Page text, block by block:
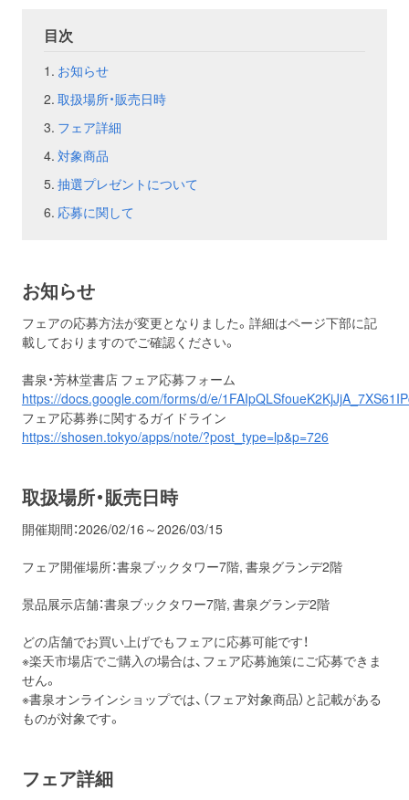
目次
お知らせ
取扱場所・販売日時
フェア詳細
対象商品
抽選プレゼントについて
応募に関して
お知らせ
フェアの応募方法が変更となりました。詳細はページ下部に記
載しておりますのでご確認ください。
書泉・芳林堂書店 フェア応募フォーム
https://docs.google.com/forms/d/e/
フェア応募券に関するガイドライン
https://shosen.tokyo/apps/note/?post_type=lp&p=726
取扱場所・販売日時
開催期間：2026/02/16～2026/03/15
フェア開催場所：書泉ブックタワー7階, 書泉グランデ2階
景品展示店舗：書泉ブックタワー7階, 書泉グランデ2階
どの店舗でお買い上げでもフェアに応募可能です！
※楽天市場店でご購入の場合は、フェア応募施策にご応募できま
せん。
※書泉オンラインショップでは、（フェア対象商品）と記載がある
ものが対象です。
フェア詳細